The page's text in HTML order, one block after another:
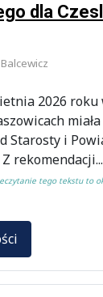
dla
2026
Starosty i
rekomendacji...
tego tekstu to